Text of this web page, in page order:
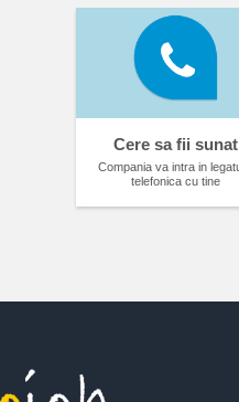
Cere sa fii sunat
Compania va intra in
telefonica cu tine